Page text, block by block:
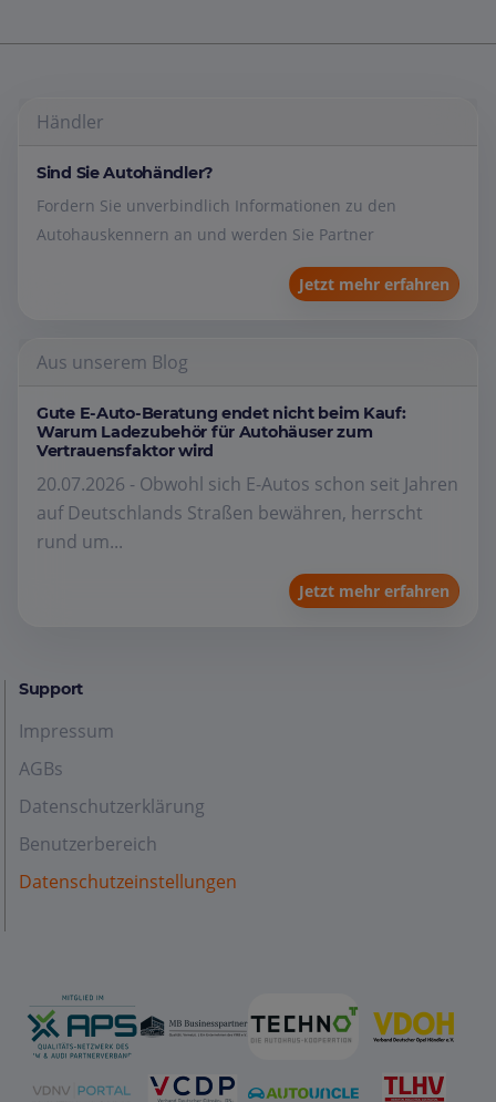
Händler
Sind Sie Autohändler?
Fordern Sie unverbindlich Informationen zu den
Autohauskennern an und werden Sie Partner
Jetzt mehr erfahren
Aus unserem Blog
Gute E-Auto-Beratung endet nicht beim Kauf:
Warum Ladezubehör für Autohäuser zum
Vertrauensfaktor wird
20.07.2026 - Obwohl sich E-Autos schon seit Jahren
auf Deutschlands Straßen bewähren, herrscht
rund um...
Jetzt mehr erfahren
Support
Impressum
AGBs
Datenschutzerklärung
Benutzerbereich
Datenschutzeinstellungen